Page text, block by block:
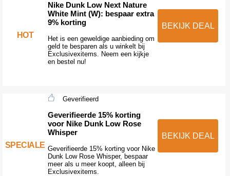
HOT
Nike Dunk Low Next Nature
White Mint (W): bespaar extra
9% korting
Het is een geweldige aanbieding om
geld te besparen als u winkelt bij
Exclusivexitems. Neem een kijkje
en bestel nu!
BEKIJK DEAL
SPECIALE
Geverifieerd
Geverifieerde 15% korting
voor Nike Dunk Low Rose
Whisper
Geverifieerde 15% korting voor Nike
Dunk Low Rose Whisper, bespaar
meer als u meer koopt, alleen bij
Exclusivexitems.
BEKIJK DEAL